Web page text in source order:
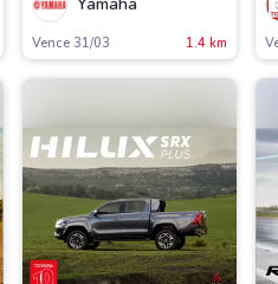
Vence 31/03 1.4 km